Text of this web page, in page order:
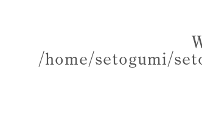
/home/setogumi/